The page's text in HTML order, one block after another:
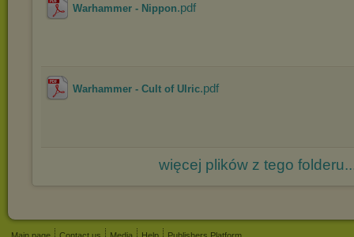
Warhammer - Nippon.pdf
Warhammer - Cult of Ulric.pdf
więcej plików z tego